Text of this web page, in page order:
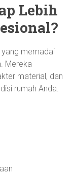
Lebih
memadai
Mereka
material, dan
rumah Anda.